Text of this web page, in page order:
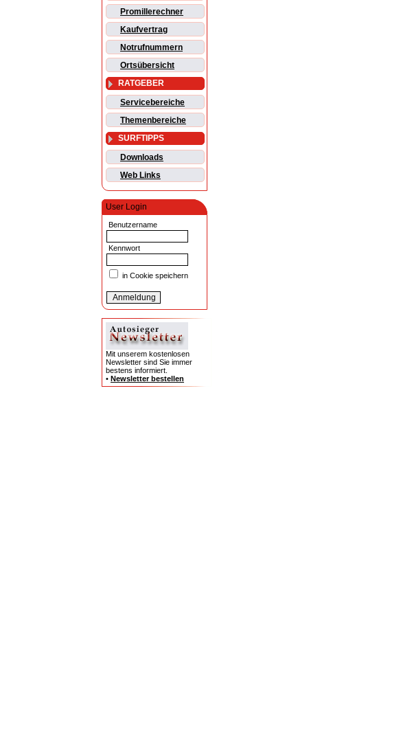
Promillerechner
Kaufvertrag
Notrufnummern
Ortsübersicht
RATGEBER
Servicebereiche
Themenbereiche
SURFTIPPS
Downloads
Web Links
User Login
Benutzername
Kennwort
in Cookie speichern
Mit unserem kostenlosen
Newsletter sind Sie immer
bestens informiert.
• Newsletter bestellen